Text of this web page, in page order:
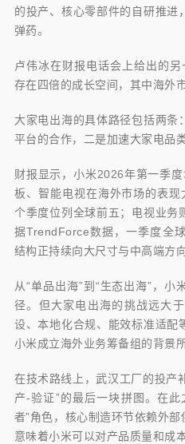
的投产、核心零部件的自研推进
弹药。
卢伟冰在财报电话会上给出的
存在四倍的成长空间，其中海外
大家电出海的具体路径包括两条
平台的合作，二是加速大家电品
财报显示，小米2026年第一季
板、智能电视在海外市场的表
个季度位列全球前五；电视业务
据TrendForce数据，一季度全
结构正持续向大尺寸与中高端方
从“单品出海”到“生态出海”，
径。但大家电出海的挑战远大
设、本地化合规、能效标准适配
小米成立海外业务筹备组的背景所
在技术路线上，武汉工厂的投产
产-验证”的最后一块拼图。在
者”角色，核心制造环节依赖外部
意味着小米可以对产品质量和成